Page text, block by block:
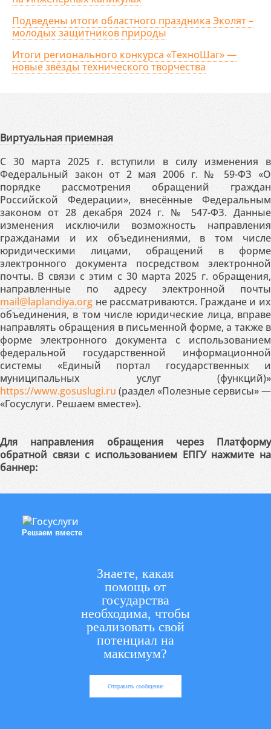
Подведены итоги областного праздника Эколят –
молодых защитников природы
Итоги регионального конкурса «ТехноШаг» —
новые звёзды технического творчества
Виртуальная приемная
С 30 марта 2025 г. вступили в силу изменения в
Федеральный закон от 2 мая 2006 г. № 59-ФЗ «О
порядке рассмотрения обращений граждан
Российской Федерации», внесённые Федеральным
законом от 28 декабря 2024 г. № 547-ФЗ. Данные
изменения исключили возможность направления
гражданами и их объединениями, в том числе
юридическими лицами, обращений в форме
электронного документа посредством электронной
почты. В связи с этим с 30 марта 2025 г. обращения,
направленные по адресу электронной почты
mail@laplandiya.org не рассматриваются. Граждане и их
объединения, в том числе юридические лица, вправе
направлять обращения в письменной форме, а также в
форме электронного документа с использованием
федеральной государственной информационной
системы «Единый портал государственных и
муниципальных услуг (функций)»
https://www.gosuslugi.ru (раздел «Полезные сервисы» —
«Госуслуги. Решаем вместе»).
Для направления обращения через Платформу
обратной связи с использованием ЕПГУ нажмите на
баннер:
Решаем вместе
Знаете, какая
помощь от
государства
необходима, чтобы
реализовать свой
потенциал на
максимум?
Отправить сообщение